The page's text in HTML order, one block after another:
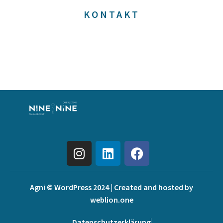
KONTAKT
Agni © WordPress 2024 | Created and hosted by
weblion.one